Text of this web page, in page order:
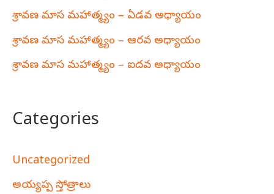
శ్రావణ మాస మహాత్మ్యం – ఏడవ అధ్యాయం
శ్రావణ మాస మహాత్మ్యం – ఆరవ అధ్యాయం
శ్రావణ మాస మహాత్మ్యం – ఐదవ అధ్యాయం
Categories
Uncategorized
అయ్యప్ప స్తోత్రాలు